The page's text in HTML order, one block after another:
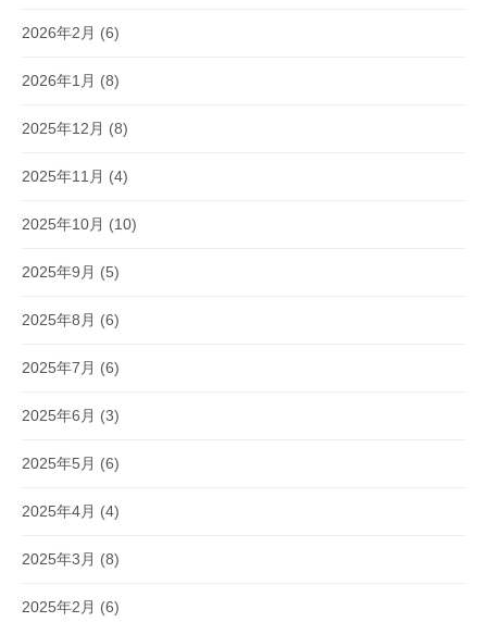
2026年2月 (6)
2026年1月 (8)
2025年12月 (8)
2025年11月 (4)
2025年10月 (10)
2025年9月 (5)
2025年8月 (6)
2025年7月 (6)
2025年6月 (3)
2025年5月 (6)
2025年4月 (4)
2025年3月 (8)
2025年2月 (6)